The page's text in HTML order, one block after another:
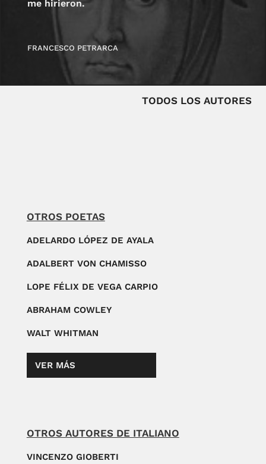
me hirieron.
FRANCESCO PETRARCA
TODOS LOS AUTORES
OTROS POETAS
ADELARDO LÓPEZ DE AYALA
ADALBERT VON CHAMISSO
LOPE FÉLIX DE VEGA CARPIO
ABRAHAM COWLEY
WALT WHITMAN
VER MÁS
OTROS AUTORES DE ITALIANO
VINCENZO GIOBERTI